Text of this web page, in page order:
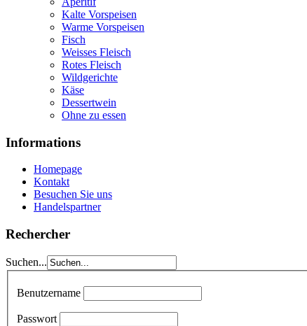
Kalte Vorspeisen
Warme Vorspeisen
Fisch
Weisses Fleisch
Rotes Fleisch
Wildgerichte
Käse
Dessertwein
Ohne zu essen
Informations
Homepage
Kontakt
Besuchen Sie uns
Handelspartner
Rechercher
Suchen...
Benutzername
Passwort